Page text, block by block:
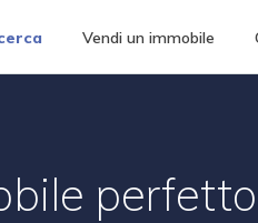
Vendi un immobile